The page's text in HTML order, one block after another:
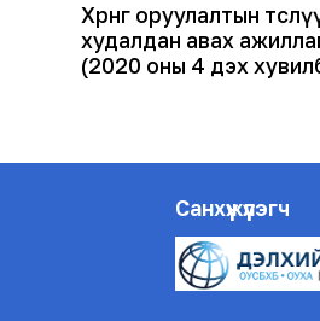
Хөрөнгө оруулалтын
худалдан авах
(2020 оны 4 дэх
Санхүүжүүлэгч